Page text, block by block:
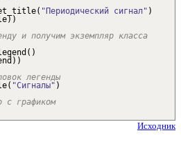
( "Периодический сигнал" )
) )
и получим экземпляр класса
( )
) )
легенды
( "Сигналы" )
с графиком
Исходник